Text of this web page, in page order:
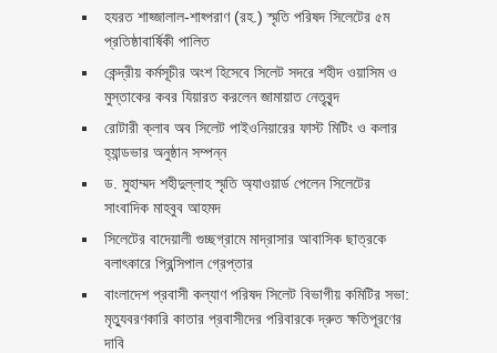
হযরত শাহ্জালাল-শাহ্পরাণ (রহ.) স্মৃতি পরিষদ সিলেটের ৫ম
প্রতিষ্ঠাবার্ষিকী পালিত ‎​
কেন্দ্রীয় কর্মসূচীর অংশ হিসেবে সিলেট সদরে শহীদ ওয়াসিম ও
মুস্তাকের কবর যিয়ারত করলেন জামায়াত নেতৃবৃন্দ ‎
রোটারী ক্লাব অব সিলেট পাইওনিয়ারের ফাস্ট মিটিং ও কলার
হ্যান্ডভার অনুষ্ঠান সম্পন্ন
ড. মুহাম্মদ শহীদুল্লাহ স্মৃতি অ্যাওয়ার্ড পেলেন সিলেটের
সাংবাদিক মাহবুব আহমদ
সিলেটের বাদেয়ালী গুচ্ছগ্রামে মাদ্রাসার আবাসিক ছাত্রকে
বলাৎকারে প্রিন্সিপাল গ্রেপ্তার ‎
বাংলাদেশ প্রবাসী কল্যাণ পরিষদ সিলেট বিভাগীয় কমিটির সভা:
মৃত্যুবরণকারি কাতার প্রবাসীদের পরিবারকে দ্রুত ক্ষতিপূরণের
দাবি